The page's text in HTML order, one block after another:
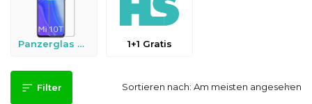
Panzerglas & Schutzfolien 1+1 Gratis
Filter Sortieren nach: